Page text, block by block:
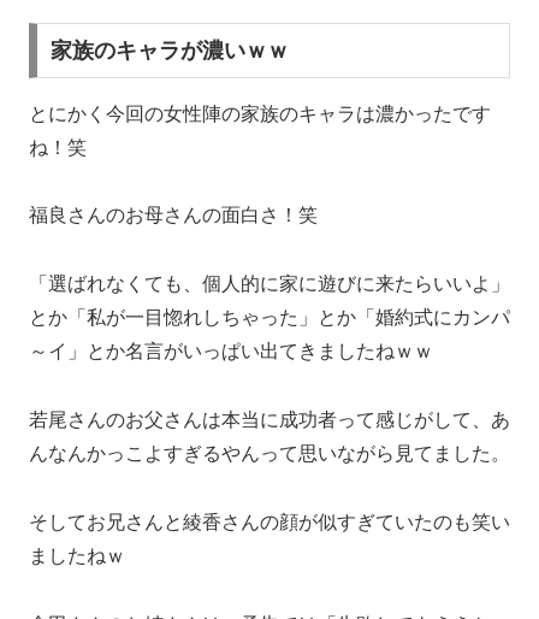
家族のキャラが濃いｗｗ
とにかく今回の女性陣の家族のキャラは濃かったです
ね！笑
福良さんのお母さんの面白さ！笑
「選ばれなくても、個人的に家に遊びに来たらいいよ」
とか「私が一目惚れしちゃった」とか「婚約式にカンパ
～イ」とか名言がいっぱい出てきましたねｗｗ
若尾さんのお父さんは本当に成功者って感じがして、あ
んなんかっこよすぎるやんって思いながら見てました。
そしてお兄さんと綾香さんの顔が似すぎていたのも笑い
ましたねｗ